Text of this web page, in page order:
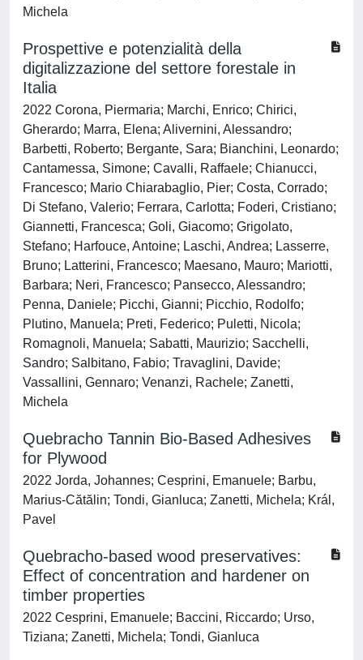
Michela
Prospettive e potenzialità della
digitalizzazione del settore forestale in
Italia
2022 Corona, Piermaria; Marchi, Enrico; Chirici,
Gherardo; Marra, Elena; Alivernini, Alessandro;
Barbetti, Roberto; Bergante, Sara; Bianchini, Leonardo;
Cantamessa, Simone; Cavalli, Raffaele; Chianucci,
Francesco; Mario Chiarabaglio, Pier; Costa, Corrado;
Di Stefano, Valerio; Ferrara, Carlotta; Foderi, Cristiano;
Giannetti, Francesca; Goli, Giacomo; Grigolato,
Stefano; Harfouce, Antoine; Laschi, Andrea; Lasserre,
Bruno; Latterini, Francesco; Maesano, Mauro; Mariotti,
Barbara; Neri, Francesco; Pansecco, Alessandro;
Penna, Daniele; Picchi, Gianni; Picchio, Rodolfo;
Plutino, Manuela; Preti, Federico; Puletti, Nicola;
Romagnoli, Manuela; Sabatti, Maurizio; Sacchelli,
Sandro; Salbitano, Fabio; Travaglini, Davide;
Vassallini, Gennaro; Venanzi, Rachele; Zanetti,
Michela
Quebracho Tannin Bio-Based Adhesives
for Plywood
2022 Jorda, Johannes; Cesprini, Emanuele; Barbu,
Marius-Cătălin; Tondi, Gianluca; Zanetti, Michela; Král,
Pavel
Quebracho-based wood preservatives:
Effect of concentration and hardener on
timber properties
2022 Cesprini, Emanuele; Baccini, Riccardo; Urso,
Tiziana; Zanetti, Michela; Tondi, Gianluca